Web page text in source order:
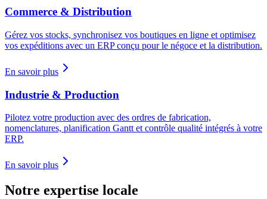
Commerce & Distribution
Gérez vos stocks, synchronisez vos boutiques en ligne et optimisez
vos expéditions avec un ERP conçu pour le négoce et la distribution.
En savoir plus
Industrie & Production
Pilotez votre production avec des ordres de fabrication,
nomenclatures, planification Gantt et contrôle qualité intégrés à votre
ERP.
En savoir plus
Notre expertise locale